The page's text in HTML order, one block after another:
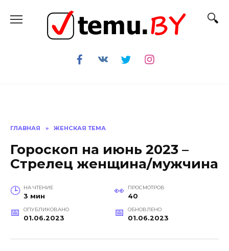
содержанию
ГЛАВНАЯ » ЖЕНСКАЯ ТЕМА
Гороскоп на июнь 2023 –
Стрелец женщина/мужчина
НА ЧТЕНИЕ
3 мин
ПРОСМОТРОВ
40
ОПУБЛИКОВАНО
01.06.2023
ОБНОВЛЕНО
01.06.2023